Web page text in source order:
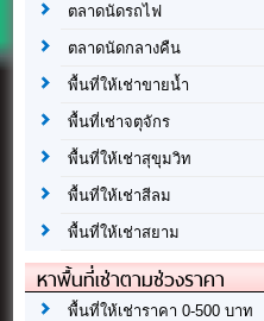
ตลาดนัดรถไฟ
ตลาดนัดกลางคืน
พื้นที่ให้เช่าขายน้ำ
พื้นที่เช่าจตุจักร
พื้นที่ให้เช่าสุขุมวิท
พื้นที่ให้เช่าสีลม
พื้นที่ให้เช่าสยาม
หาพื้นที่เช่าตามช่วงราคา
พื้นที่ให้เช่าราคา 0-500 บาท